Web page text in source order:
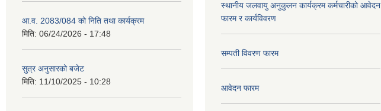
आ.व. 2083/084 को निति तथा कार्यक्रम
मिति: 06/24/2026 - 17:48
सुत्र अनुसारको बजेट
मिति: 11/10/2025 - 10:28
स्थानीय जलवायु अनुकुलन कार्यक्रम कर्मचारीको आवेदन
फारम र कार्यविवरण
सम्पती विवरण फारम
आवेदन फारम